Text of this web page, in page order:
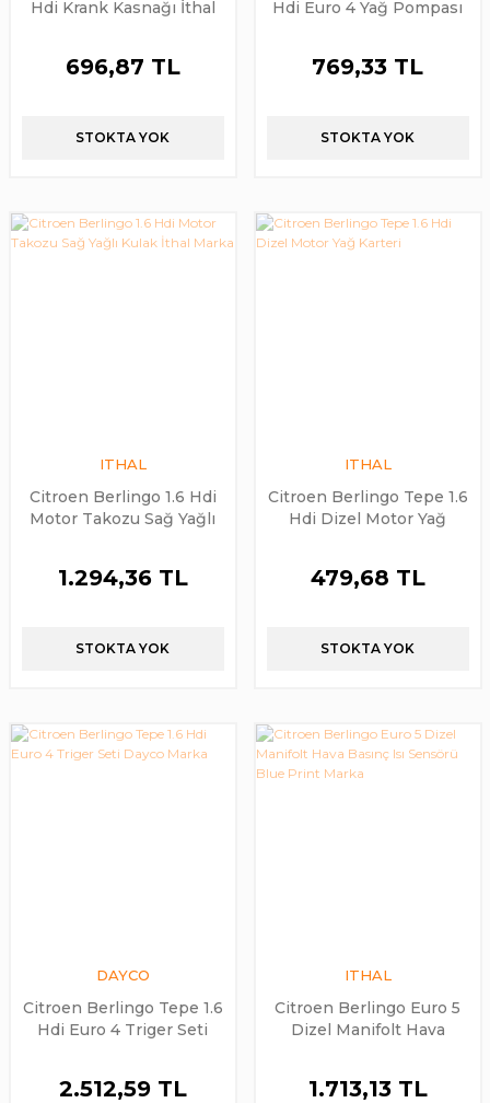
Hdi Krank Kasnağı İthal
696,87 TL
STOKTA YOK
Hdi Euro 4 Yağ Pompası
769,33 TL
STOKTA YOK
ITHAL
Citroen Berlingo 1.6 Hdi
Motor Takozu Sağ Yağlı
1.294,36 TL
STOKTA YOK
ITHAL
Citroen Berlingo Tepe 1.6
Hdi Dizel Motor Yağ
479,68 TL
STOKTA YOK
DAYCO
Citroen Berlingo Tepe 1.6
Hdi Euro 4 Triger Seti
2.512,59 TL
ITHAL
Citroen Berlingo Euro 5
Dizel Manifolt Hava
1.713,13 TL